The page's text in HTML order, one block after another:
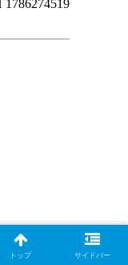
トップ サイドバー